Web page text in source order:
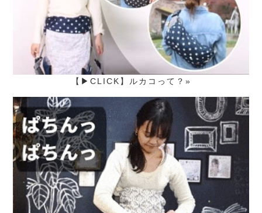
【▶CLICK】ルカコって？»